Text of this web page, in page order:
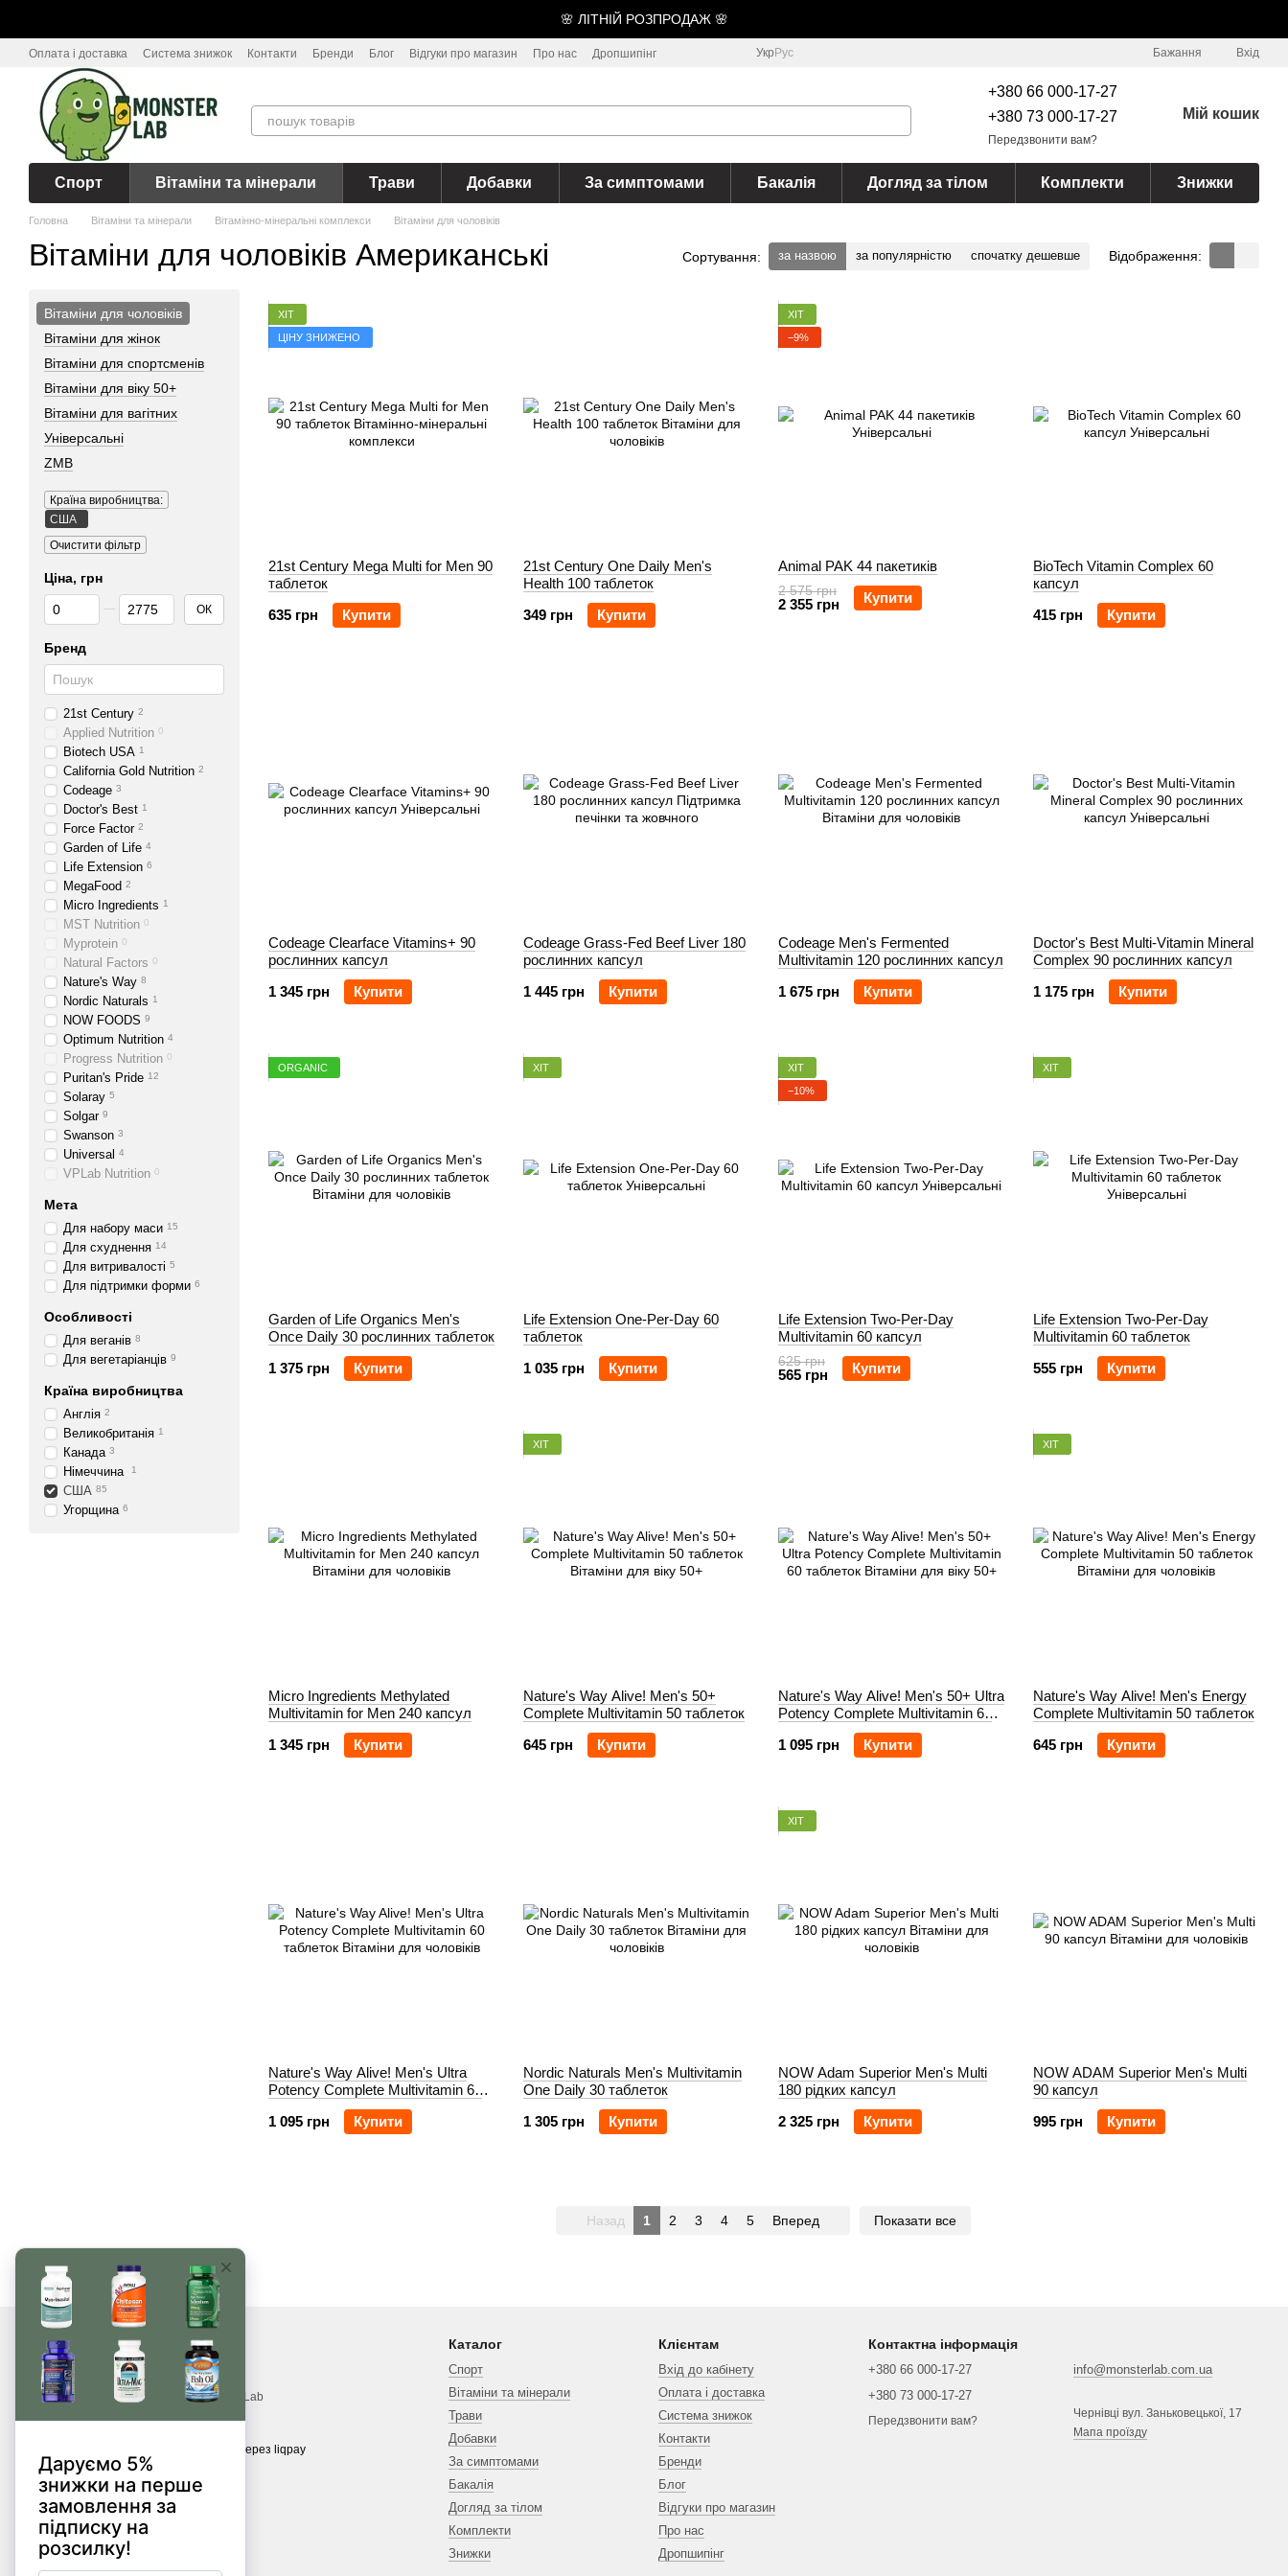
🌸 ЛІТНІЙ РОЗПРОДАЖ 🌸
Оплата і доставка Система знижок Контакти Бренди Блог Відгуки про магазин Про нас Дропшипінг Укр Рус Бажання Вхід
+380 66 000-17-27
+380 73 000-17-27
Передзвонити вам?
Мій кошик
Спорт Вітаміни та мінерали Трави Добавки За симптомами Бакалія Догляд за тілом Комплекти Знижки
Головна Вітаміни та мінерали Вітамінно-мінеральні комплекси Вітаміни для чоловіків
Вітаміни для чоловіків Американські Сортування: за назвою за популярністю спочатку дешевше Відображення:
ХІТ
ЦІНУ ЗНИЖЕНО
21st Century Mega Multi for Men 90
таблеток
635 грн
Купити
21st Century One Daily Men's
Health 100 таблеток
349 грн
Купити
ХІТ
−9%
Animal PAK 44 пакетиків
2 575 грн
2 355 грн Купити
BioTech Vitamin Complex 60
капсул
415 грн
Купити
Codeage Clearface Vitamins+ 90
рослинних капсул
1 345 грн
Купити
Codeage Grass-Fed Beef Liver 180
рослинних капсул
1 445 грн
Купити
Codeage Men's Fermented
Multivitamin 120 рослинних капсул
1 675 грн
Купити
Doctor's Best Multi-Vitamin Mineral
Complex 90 рослинних капсул
1 175 грн
Купити
ORGANIC
Garden of Life Organics Men's
Once Daily 30 рослинних таблеток
1 375 грн
Купити
ХІТ
Life Extension One-Per-Day 60
таблеток
1 035 грн
Купити
ХІТ
−10%
Life Extension Two-Per-Day
Multivitamin 60 капсул
625 грн
565 грн Купити
ХІТ
Life Extension Two-Per-Day
Multivitamin 60 таблеток
555 грн
Купити
Micro Ingredients Methylated
Multivitamin for Men 240 капсул
1 345 грн
Купити
ХІТ
Nature's Way Alive! Men's 50+
Complete Multivitamin 50 таблеток
645 грн
Купити
Nature's Way Alive! Men's 50+ Ultra
Potency Complete Multivitamin 60
1 095 грн
Купити
ХІТ
Nature's Way Alive! Men's Energy
Complete Multivitamin 50 таблеток
645 грн
Купити
Nature's Way Alive! Men's Ultra
Potency Complete Multivitamin 60
1 095 грн
Купити
Nordic Naturals Men's Multivitamin
One Daily 30 таблеток
1 305 грн
Купити
ХІТ
NOW Adam Superior Men's Multi
180 рідких капсул
2 325 грн
Купити
NOW ADAM Superior Men's Multi
90 капсул
995 грн
Купити
Назад 1 2 3 4 5 Вперед Показати все
Вітаміни для чоловіків
Вітаміни для жінок
Вітаміни для спортсменів
Вітаміни для віку 50+
Вітаміни для вагітних
Універсальні
ZMB
Країна виробництва:
США
Очистити фільтр
Ціна, грн
Від Ціна, грн
До Ціна, грн ОК
Бренд
21st Century 2
Applied Nutrition 0
Biotech USA 1
California Gold Nutrition 2
Codeage 3
Doctor's Best 1
Force Factor 2
Garden of Life 4
Life Extension 6
MegaFood 2
Micro Ingredients 1
MST Nutrition 0
Myprotein 0
Natural Factors 0
Nature's Way 8
Nordic Naturals 1
NOW FOODS 9
Optimum Nutrition 4
Progress Nutrition 0
Puritan's Pride 12
Solaray 5
Solgar 9
Swanson 3
Universal 4
VPLab Nutrition 0
Мета
Для набору маси 15
Для схуднення 14
Для витривалості 5
Для підтримки форми 6
Особливості
Для веганів 8
Для вегетаріанців 9
Країна виробництва
Англія 2
Великобританія 1
Канада 3
Німеччина 1
США 85
Угорщина 6
© 2017—2026
Вітаміни, БАДи, добавки, трави MonsterLab
Мобільна версія
Каталог
Спорт
Вітаміни та мінерали
Трави
Добавки
За симптомами
Бакалія
Догляд за тілом
Комплекти
Знижки
Клієнтам
Вхід до кабінету
Оплата і доставка
Система знижок
Контакти
Бренди
Блог
Відгуки про магазин
Про нас
Дропшипінг
Контактна інформація
+380 66 000-17-27
+380 73 000-17-27
Передзвонити вам?
info@monsterlab.com.ua
Чернівці вул. Заньковецької, 17
Мапа проїзду